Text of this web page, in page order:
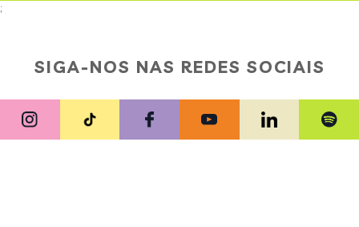
;
SIGA-NOS NAS REDES SOCIAIS